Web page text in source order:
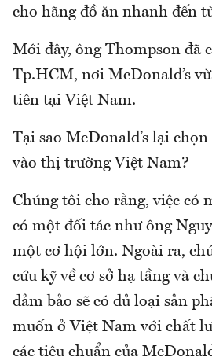
cho hãng đồ ăn nhanh đến
Mới đây, ông Thompson đã
Tp.HCM, nơi McDonald’s
tiên tại Việt Nam.
Tại sao McDonald’s lại
vào thị trường Việt Nam?
Chúng tôi cho rằng, việc có
có một đối tác như ông
một cơ hội lớn. Ngoài ra,
cứu kỹ về cơ sở hạ tầng và
đảm bảo sẽ có đủ loại sản
muốn ở Việt Nam với chất
các tiêu chuẩn của